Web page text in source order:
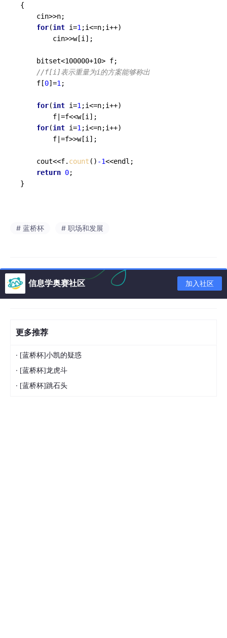
{
for(int i=1 ;i<=n;i++)
//f[i]表示重量为i的方案能够称出
	f[
0]=1 ;
for(int i=1 ;i<=n;i++)
for(int i=1 ;i<=n;i++)
	cout<<f.
count () -1<<endl;
return 0;
}
# 蓝桥杯 # 职场和发展
信息学奥赛社区 加入社区
更多推荐
· [蓝桥杯]小凯的疑惑
· [蓝桥杯]龙虎斗
· [蓝桥杯]跳石头